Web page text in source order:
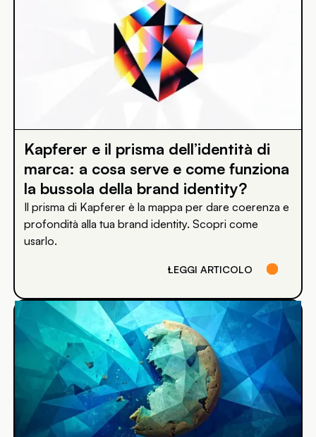
Kapferer e il prisma dell’identità di
marca: a cosa serve e come funziona
la bussola della brand identity?
Il prisma di Kapferer è la mappa per dare coerenza e
profondità alla tua brand identity. Scopri come
usarlo.
LEGGI ARTICOLO